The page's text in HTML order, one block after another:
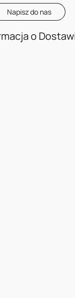
Napisz do nas
o